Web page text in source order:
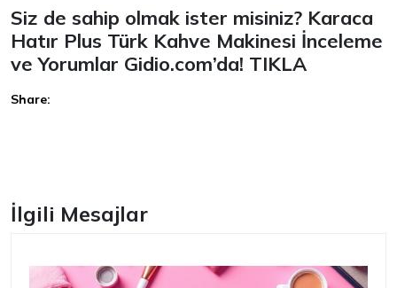
Siz de sahip olmak ister misiniz? Karaca
Hatır Plus Türk Kahve Makinesi İnceleme
ve Yorumlar Gidio.com’da! TIKLA
Share:
İlgili Mesajlar